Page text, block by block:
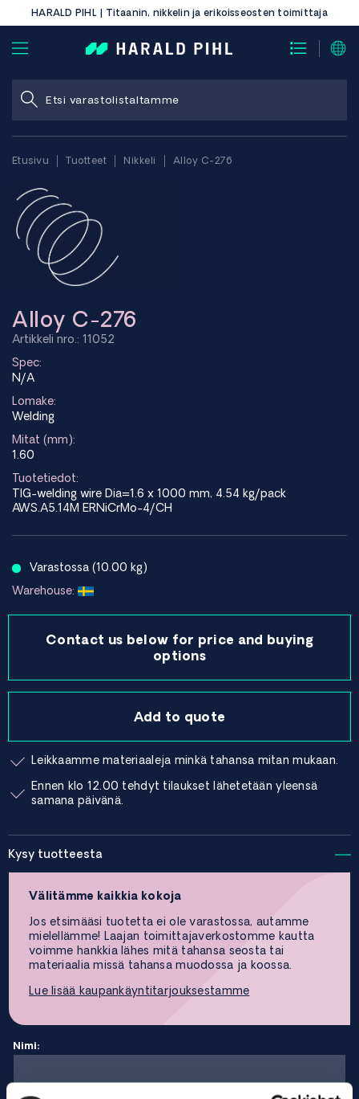
HARALD PIHL | Titaanin, nikkelin ja erikoisseosten toimittaja
Etusivu Tuotteet Nikkeli Alloy C-276
Alloy C-276
Artikkeli nro.: 11052
Spec:
N/A
Lomake:
Welding
Mitat (mm):
1.60
Tuotetiedot:
TIG-welding wire Dia=1.6 x 1000 mm, 4.54 kg/pack
AWS.A5.14M ERNiCrMo-4/CH
Varastossa (10.00 kg)
Warehouse:
Contact us below for price and buying
options
Add to quote
Leikkaamme materiaaleja minkä tahansa mitan mukaan.
Ennen klo 12.00 tehdyt tilaukset lähetetään yleensä
samana päivänä.
Kysy tuotteesta
Välitämme kaikkia kokoja
Jos etsimääsi tuotetta ei ole varastossa, autamme
mielellämme! Laajan toimittajaverkostomme kautta
voimme hankkia lähes mitä tahansa seosta tai
materiaalia missä tahansa muodossa ja koossa.
Lue lisää kaupankäyntitarjouksestamme
Nimi: